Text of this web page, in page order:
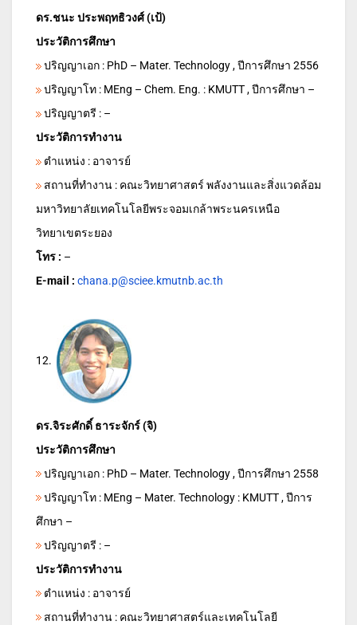
ดร.ชนะ ประพฤทธิวงศ์ (เป้)
ประวัติการศึกษา
ปริญญาเอก : PhD – Mater. Technology , ปีการศึกษา 2556
ปริญญาโท : MEng – Chem. Eng. : KMUTT , ปีการศึกษา –
ปริญญาตรี : –
ประวัติการทำงาน
ตำแหน่ง : อาจารย์
สถานที่ทำงาน : คณะวิทยาศาสตร์ พลังงานและสิ่งแวดล้อม
มหาวิทยาลัยเทคโนโลยีพระจอมเกล้าพระนครเหนือ
วิทยาเขตระยอง
โทร : –
E-mail : chana.p@sciee.kmutnb.ac.th
12.
ดร.จิระศักดิ์ ธาระจักร์ (จิ)
ประวัติการศึกษา
ปริญญาเอก : PhD – Mater. Technology , ปีการศึกษา 2558
ปริญญาโท : MEng – Mater. Technology : KMUTT , ปีการ
ศึกษา –
ปริญญาตรี : –
ประวัติการทำงาน
ตำแหน่ง : อาจารย์
สถานที่ทำงาน : คณะวิทยาศาสตร์และเทคโนโลยี